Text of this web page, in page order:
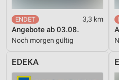
3,3 km
Angebote ab 03.08.
Noch morgen gültig
EDEKA